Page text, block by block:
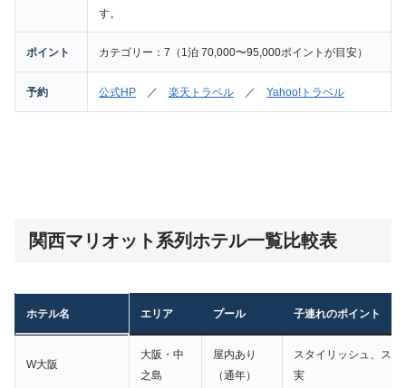
す。
ポイント カテゴリー：7（1泊 70,000〜95,000ポイントが目安）
予約 公式HP ／ 楽天トラベル ／ Yahoo!トラベル
関西マリオット系列ホテル一覧比較表
ホテル名 エリア プール 子連れのポイント
W大阪
大阪・中
之島
屋内あり
（通年）
スタイリッシュ、スイ
実